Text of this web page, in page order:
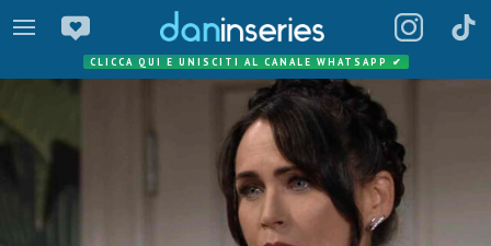
CLICCA QUI E UNISCITI AL CANALE WHATSAPP ✔